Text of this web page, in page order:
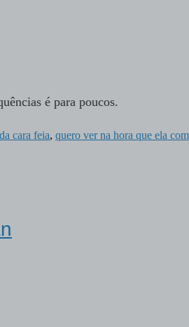
é para poucos.
cara feia, quero ver na hora que ela